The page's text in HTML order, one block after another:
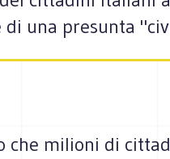
una presunta
che milioni di